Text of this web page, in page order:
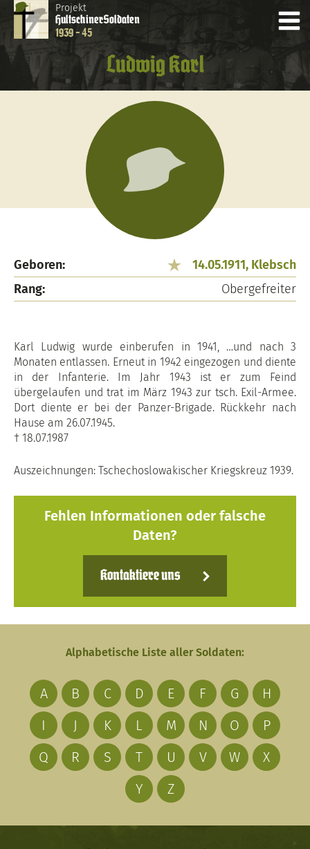
Projekt
HultschinerSoldaten
1939 - 45
Ludwig Karl
Geboren:
14.05.1911, Klebsch
Rang:
Obergefreiter
Karl Ludwig wurde einberufen in 1941, …und nach 3
Monaten entlassen. Erneut in 1942 eingezogen und diente
in der Infanterie. Im Jahr 1943 ist er zum Feind
übergelaufen und trat im März 1943 zur tsch. Exil-Armee.
Dort diente er bei der Panzer-Brigade. Rückkehr nach
Hause am 26.07.1945.
† 18.07.1987
Auszeichnungen: Tschechoslowakischer Kriegskreuz 1939.
Fehlen Informationen oder falsche
Daten?
Kontaktiere uns
Alphabetische Liste aller Soldaten:
A B C D E F G
H
I
J K L M N O
P
Q
R S T U V W
X
Y
Z